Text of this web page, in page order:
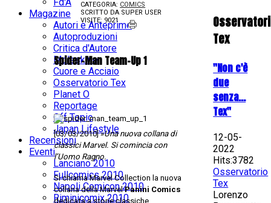
CATEGORIA: COMICS
SCRITTO DA SUPER USER
VISITE: 9021
Spider-Man Team-Up 1
[03/03/2010] »Una nuova collana di
classici Marvel. Si comincia con
l’Uomo Ragno.
Si chiama Marvel Collection la nuova
collana della MarvelPanini Comics
dedicata a storie classiche
Tex
"Non c'è
due
senza...
Tex"
12-05-
2022
Hits:3782
Osservatorio
Tex
Lorenzo
Magazine
Autori e Anteprime
Autoproduzioni
Critica d'Autore
Moleskine
Cuore e Acciaio
Osservatorio Tex
Planet O
Reportage
Off Topic
Japan Lifestyle
Recensioni
Eventi
Lanciano 2010
Fullcomics 2010
Napoli Comicon 2010
Riminicomix 2010